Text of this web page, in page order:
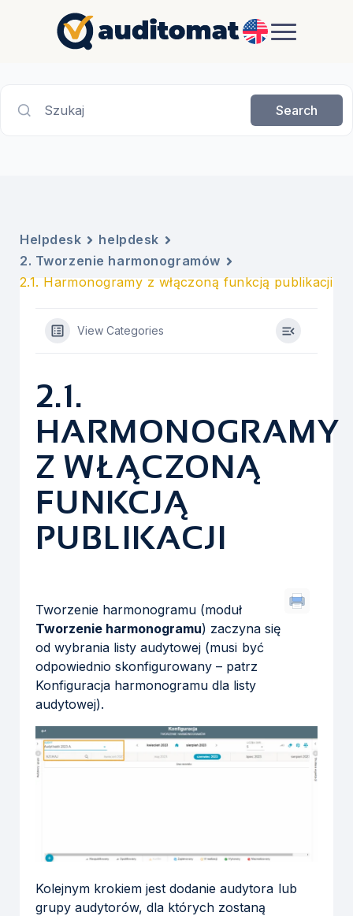
EN
Szukaj Search
Helpdesk
helpdesk
2. Tworzenie harmonogramów
2.1. Harmonogramy z włączoną funkcją publikacji
View Categories
2.1.
HARMONOGRAMY
Z WŁĄCZONĄ
FUNKCJĄ
PUBLIKACJI
Tworzenie harmonogramu (moduł
Tworzenie harmonogramu) zaczyna się
od wybrania listy audytowej (musi być
odpowiednio skonfigurowany – patrz
Konfiguracja harmonogramu dla listy
audytowej).
Kolejnym krokiem jest dodanie audytora lub
grupy audytorów, dla których zostaną